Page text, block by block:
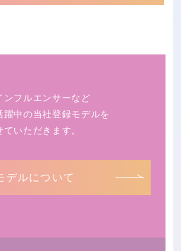
ンフルエンサーなど
躍中の当社登録モデルを
いただきます。
デルについて